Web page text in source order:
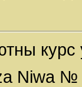
курс
Niwa №